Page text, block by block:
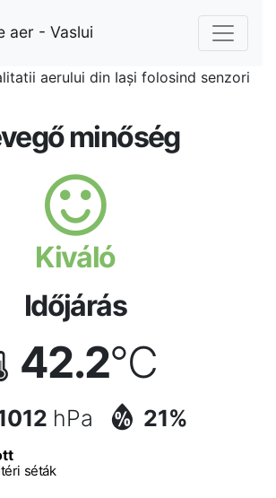
aer - Vaslui
aerului din Iași folosind senzori
minőség
Kiváló
Időjárás
42.2°C
hPa 21%
séták